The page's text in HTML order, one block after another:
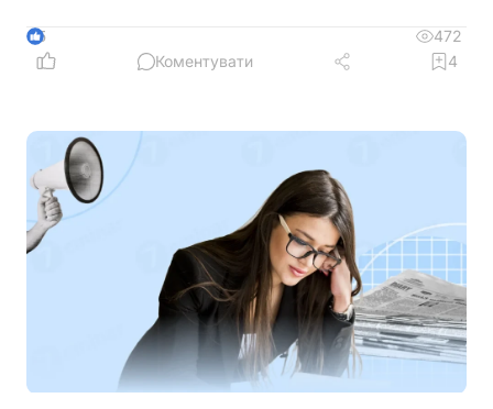
Розрахунок з додатком 4ДФ за кожен такий
підрозділ
5
472
Коментувати
4